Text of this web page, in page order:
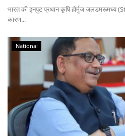
भारत की इनपुट प्रधान कृषि होर्मुज जलडमरूमध्य
कारण...
National